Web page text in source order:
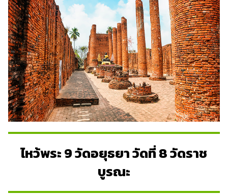
ไหว้พระ 9 วัดอยุธยา วัดที่ 8 วัดราช
บูรณะ